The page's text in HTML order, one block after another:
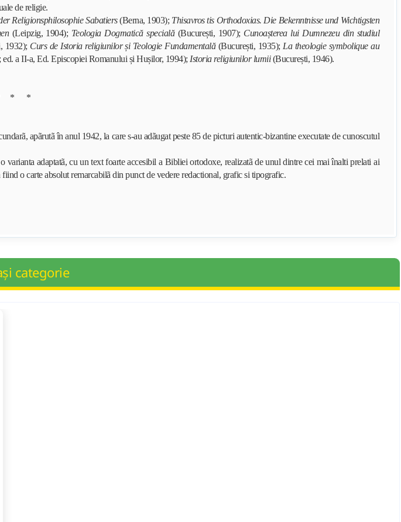
de religie.
Religionsphilosophie Sabatiers(Berna, 1903); Thisavros tis Orthodoxias. Die Bekenntnisse und Wichtigsten
(Leipzig, 1904); Teologia Dogmatică specială(București, 1907); Cunoașterea lui Dumnezeu din studiul
1932); Curs de Istoria religiunilor și Teologie Fundamentală(București, 1935); La theologie symbolique au
ed. a II-a, Ed. Episcopiei Romanului și Hușilor, 1994); Istoria religiunilor lumii(București, 1946).
* *
apãrutã în anul 1942, la care s-au adãugat peste 85 de picturi autentic-bizantine executate de cunoscutul
varianta adaptatã, cu un text foarte accesibil a Bibliei ortodoxe, realizatã de unul dintre cei mai înalti prelati ai
o carte absolut remarcabilã din punct de vedere redactional, grafic si tipografic.
categorie